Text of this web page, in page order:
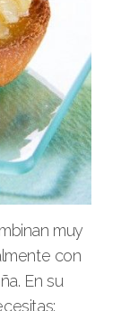
muy
con
En su